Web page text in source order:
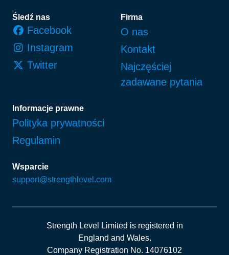
Stopka
Śledź nas
Facebook
Instagram
Twitter
Firma
O nas
Kontakt
Najczęściej
zadawane pytania
Informacje prawne
Polityka prywatności
Regulamin
Wsparcie
support@strengthlevel.com
Strength Level Limited is registered in
England and Wales.
Company Registration No. 14076102